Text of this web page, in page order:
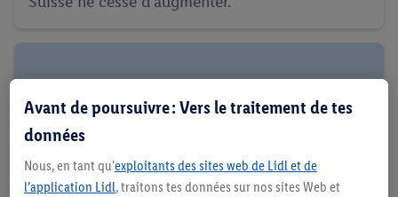
Avant de poursuivre : Vers le traitement de tes
données
Nous, en tant qu'exploitants des sites web de Lidl et de
l’application Lidl, traitons tes données sur nos sites Web et